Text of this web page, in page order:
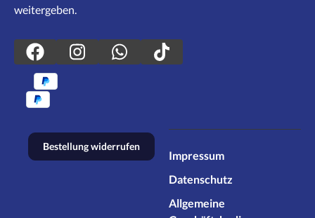
weitergeben.
Bestellung widerrufen
Impressum
Datenschutz
Allgemeine